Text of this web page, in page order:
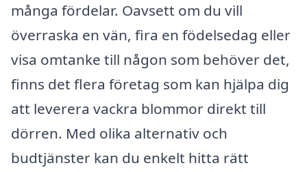
många fördelar. Oavsett om du vill
överraska en vän, fira en födelsedag eller
visa omtanke till någon som behöver det,
finns det flera företag som kan hjälpa dig
att leverera vackra blommor direkt till
dörren. Med olika alternativ och
budtjänster kan du enkelt hitta rätt